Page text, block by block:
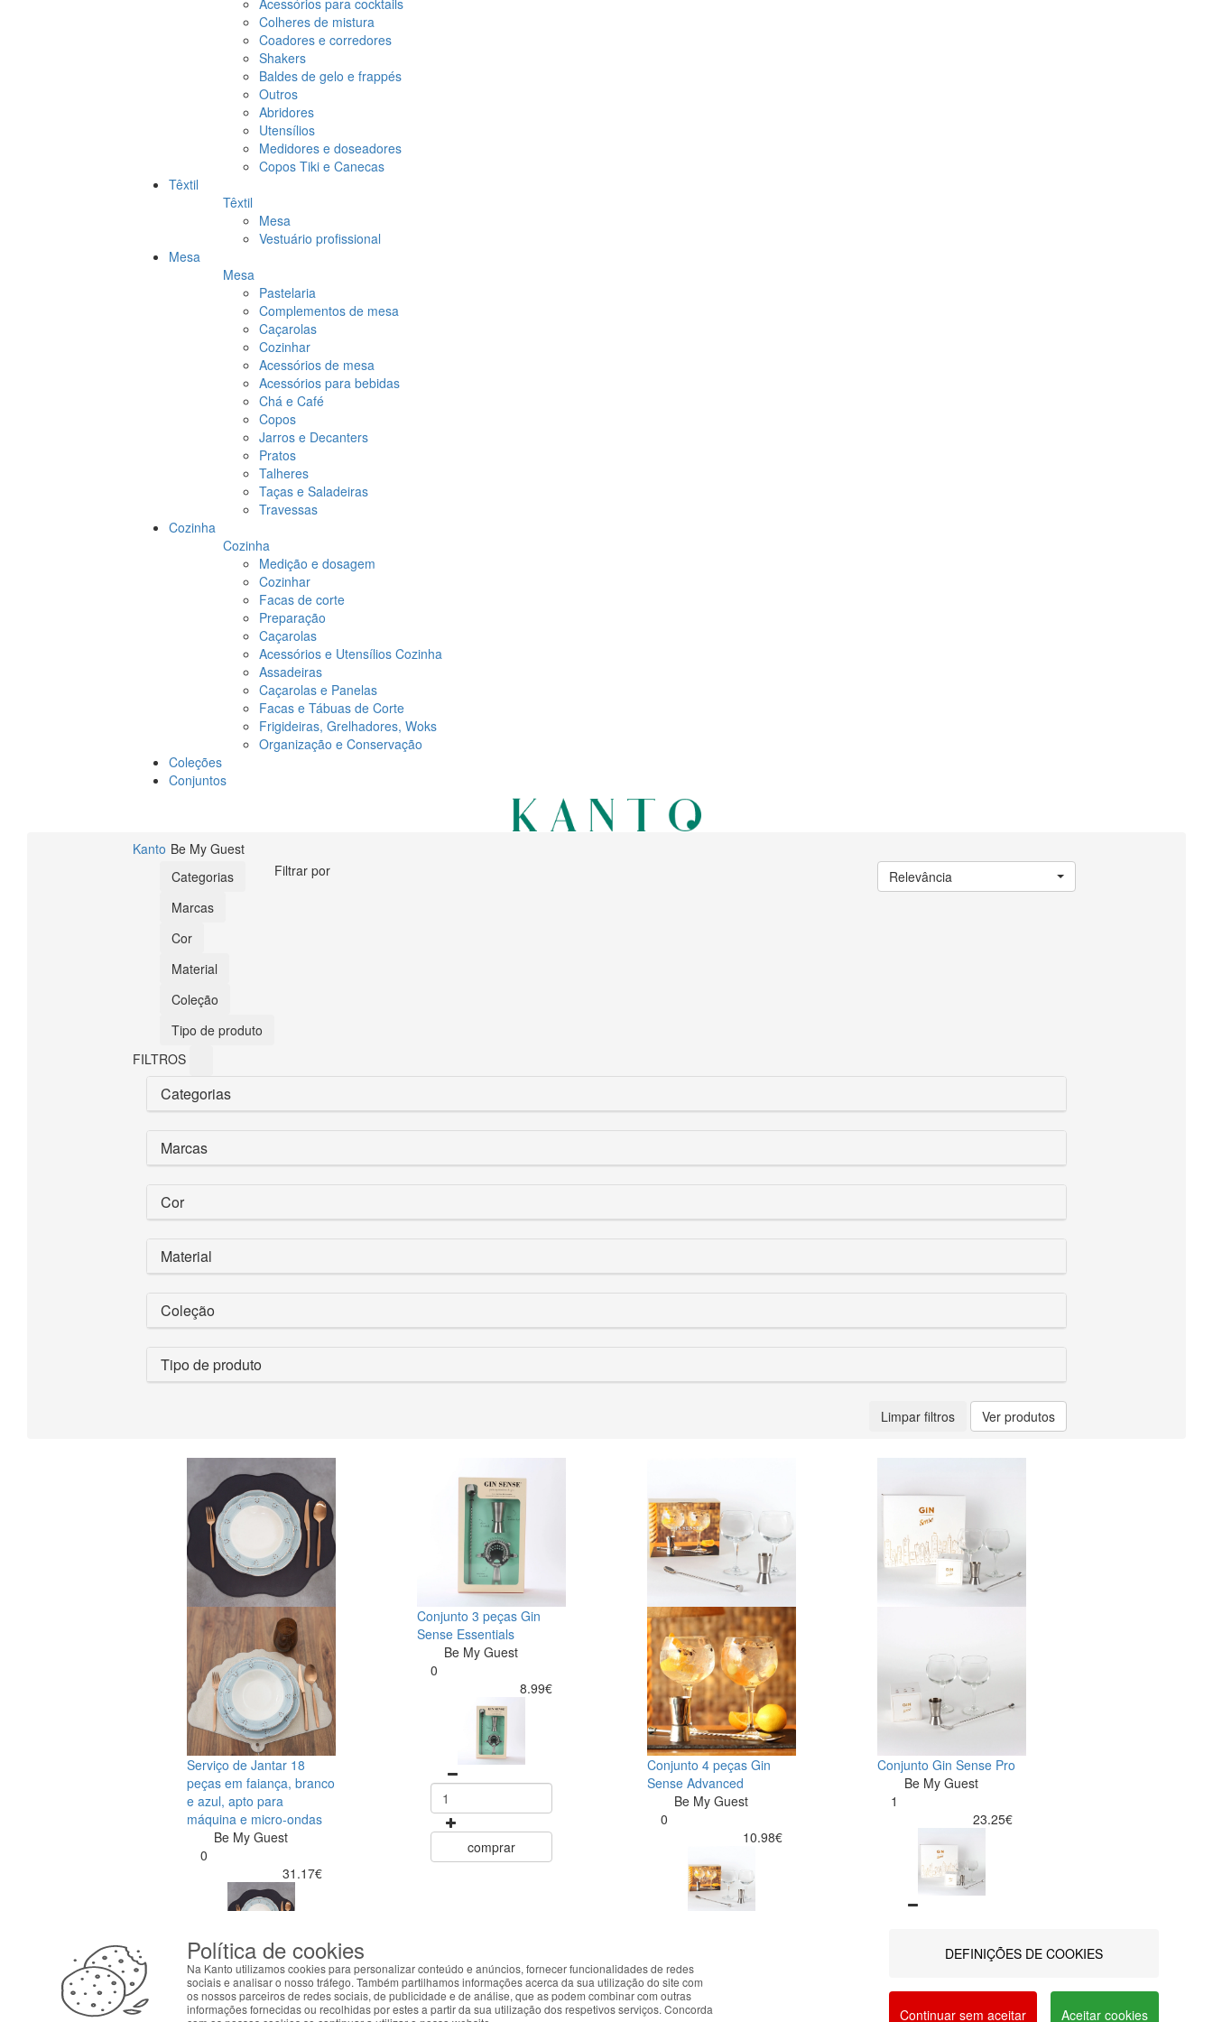
Acessórios para cocktails
Colheres de mistura
Coadores e corredores
Shakers
Baldes de gelo e frappés
Outros
Abridores
Utensílios
Medidores e doseadores
Copos Tiki e Canecas
Têxtil
Têxtil
Mesa
Vestuário profissional
Mesa
Mesa
Pastelaria
Complementos de mesa
Caçarolas
Cozinhar
Acessórios de mesa
Acessórios para bebidas
Chá e Café
Copos
Jarros e Decanters
Pratos
Talheres
Taças e Saladeiras
Travessas
Cozinha
Cozinha
Medição e dosagem
Cozinhar
Facas de corte
Preparação
Caçarolas
Acessórios e Utensílios Cozinha
Assadeiras
Caçarolas e Panelas
Facas e Tábuas de Corte
Frigideiras, Grelhadores, Woks
Organização e Conservação
Coleções
Conjuntos
Kanto Be My Guest
Filtrar por
Categorias
Marcas
Cor
Material
Coleção
Tipo de produto
Relevância
FILTROS
Categorias
Marcas
Cor
Material
Coleção
Tipo de produto
Limpar filtros Ver produtos
Serviço de Jantar 18
peças em faiança, branco
e azul, apto para
máquina e micro-ondas
Be My Guest
0
31.17€
Conjunto 3 peças Gin
Sense Essentials
Be My Guest
0
8.99€
comprar
Conjunto 4 peças Gin
Sense Advanced
Be My Guest
0
10.98€
Conjunto Gin Sense Pro
Be My Guest
1
23.25€
ABOUT THE COOKIES
Kanto handles information about your visit using cookies that improve the performance of the website, facilitate sharing via social networks and offer advertising tailored to
your interests. By continuing to browse our site, you accept the use of these cookies. For more information, see our Privacy and Cookie Policy. You can configure your
preferences in Cookie settings.
Política de cookies
Na Kanto utilizamos cookies para personalizar conteúdo e anúncios, fornecer funcionalidades de redes
sociais e analisar o nosso tráfego. Também partilhamos informações acerca da sua utilização do site com
os nossos parceiros de redes sociais, de publicidade e de análise, que as podem combinar com outras
informações fornecidas ou recolhidas por estes a partir da sua utilização dos respetivos serviços. Concorda
DEFINIÇÕES DE COOKIES
Continuar sem aceitar Aceitar cookies